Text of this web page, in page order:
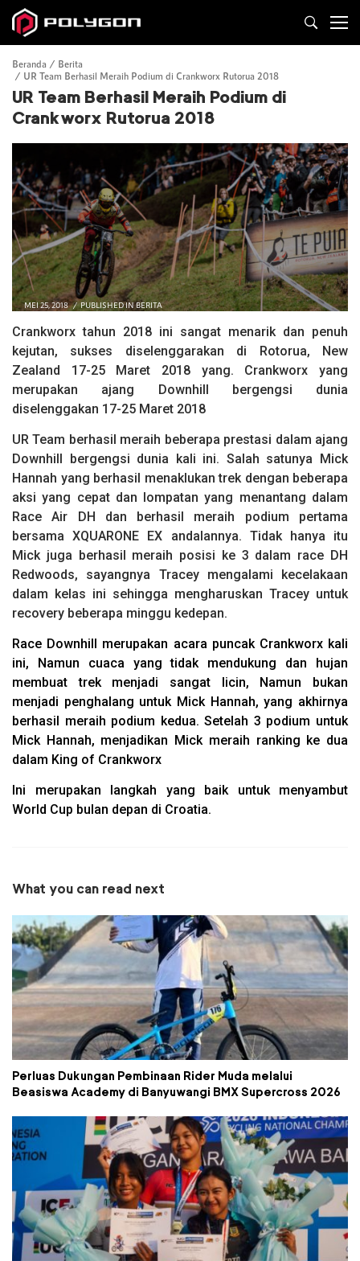
Beranda
Berita
UR Team Berhasil Meraih Podium di Crankworx Rutorua 2018
UR Team Berhasil Meraih Podium di
Crankworx Rutorua 2018
MEI 25, 2018 PUBLISHED INBERITA
Crankworx tahun 2018 ini sangat menarik dan penuh
kejutan, sukses diselenggarakan di Rotorua, New
Zealand 17-25 Maret 2018 yang. Crankworx yang
merupakan ajang Downhill bergengsi dunia
diselenggakan 17-25 Maret 2018
UR Team berhasil meraih beberapa prestasi dalam ajang
Downhill bergengsi dunia kali ini. Salah satunya Mick
Hannah yang berhasil menaklukan trek dengan beberapa
aksi yang cepat dan lompatan yang menantang dalam
Race Air DH dan berhasil meraih podium pertama
bersama XQUARONE EX andalannya. Tidak hanya itu
Mick juga berhasil meraih posisi ke 3 dalam race DH
Redwoods, sayangnya Tracey mengalami kecelakaan
dalam kelas ini sehingga mengharuskan Tracey untuk
recovery beberapa minggu kedepan.
Race Downhill merupakan acara puncak Crankworx kali
ini, Namun cuaca yang tidak mendukung dan hujan
membuat trek menjadi sangat licin, Namun bukan
menjadi penghalang untuk Mick Hannah, yang akhirnya
berhasil meraih podium kedua. Setelah 3 podium untuk
Mick Hannah, menjadikan Mick meraih ranking ke dua
dalam King of Crankworx
Ini merupakan langkah yang baik untuk menyambut
World Cup bulan depan di Croatia.
What you can read next
Perluas Dukungan Pembinaan Rider Muda melalui
Beasiswa Academy di Banyuwangi BMX Supercross 2026